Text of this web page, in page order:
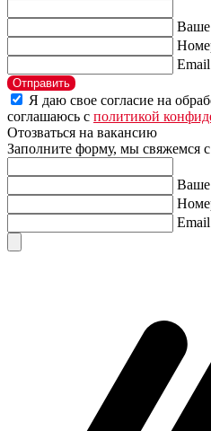
Email
Отправить
Я даю свое согласие на
соглашаюсь с политикой
Отозваться на вакансию
Заполните форму, мы свяжемся
Email